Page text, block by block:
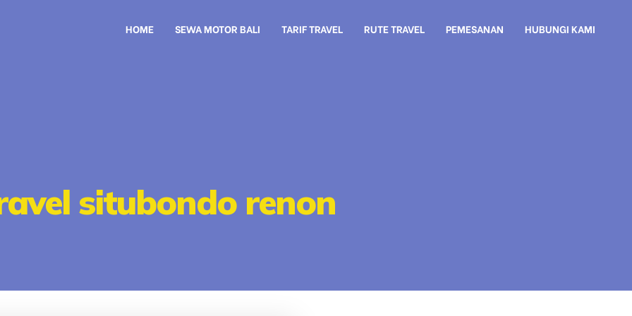
HOME SEWA MOTOR BALI TARIF TRAVEL RUTE TRAVEL PEMESANAN HUBUNGI KAMI
situbondo renon